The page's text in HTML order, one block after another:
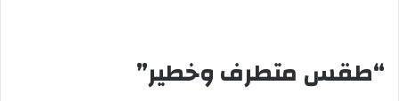
“طقس متطرف وخطير”